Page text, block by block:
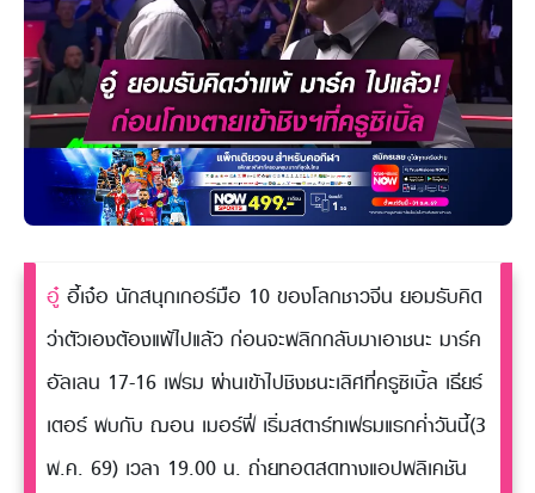
อู๋ อี้เจ๋อ นักสนุกเกอร์มือ 10 ของโลกชาวจีน ยอมรับคิด
ว่าตัวเองต้องแพ้ไปแล้ว ก่อนจะพลิกกลับมาเอาชนะ มาร์ค
อัลเลน 17-16 เฟรม ผ่านเข้าไปชิงชนะเลิศที่ครูซิเบิ้ล เธียร์
เตอร์ พบกับ ฌอน เมอร์ฟี่ เริ่มสตาร์ทเฟรมแรกค่ำวันนี้(3
พ.ค. 69) เวลา 19.00 น. ถ่ายทอดสดทางแอปพลิเคชัน